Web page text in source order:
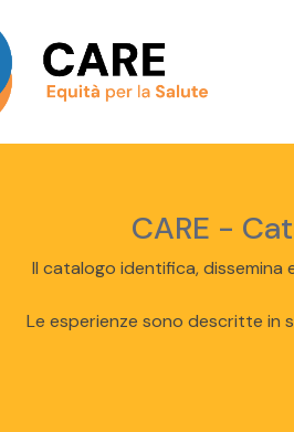
CARE -
Il catalogo identifica,
Le esperienze sono descritte in